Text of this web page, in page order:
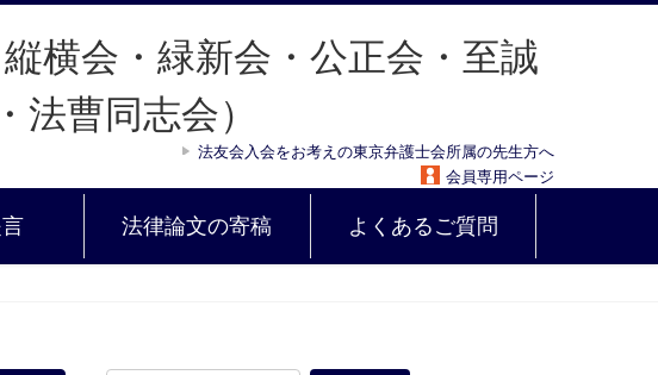
法友会入会をお考えの東京弁護士会所属の先生方へ
会員専用ページ
法律論文の寄稿 よくあるご質問